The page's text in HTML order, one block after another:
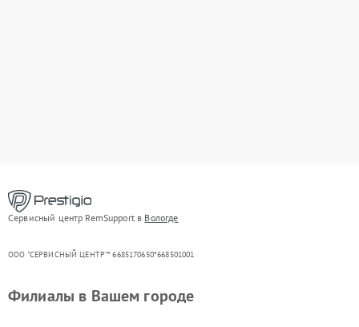
Сервисный центр RemSupport в Вологде
ООО "СЕРВИСНЫЙ ЦЕНТР"* 6685170650*668501001
Филиалы в Вашем городе